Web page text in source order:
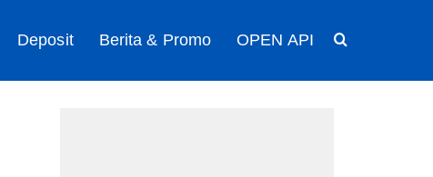
Deposit Berita & Promo OPEN API